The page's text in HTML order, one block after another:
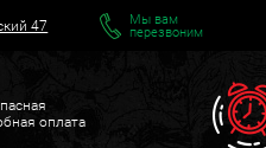
47
Мы вам
перезвоним
оплата